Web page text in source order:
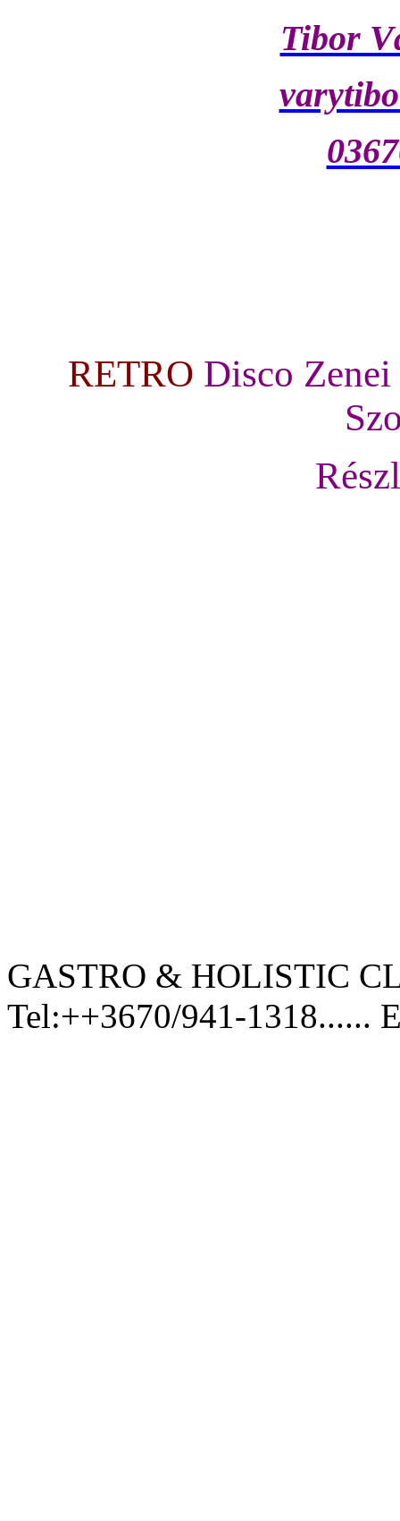
Tibor
RETRO Disco Zenei
GASTRO & HOLISTIC
Tel:++3670/941-1318......